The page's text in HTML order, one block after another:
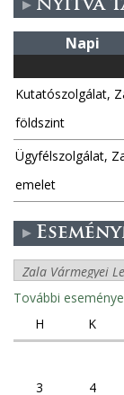
Nyitva
Napi
Kutatószolgálat,
földszint
Ügyfélszolgálat,
emelet
További
H
K
3
4